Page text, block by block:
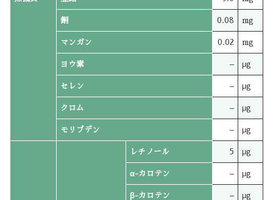
銅 0.08 mg
マンガン 0.02 mg
ヨウ素 – μg
セレン – μg
クロム – μg
モリブデン – μg
レチノール 5 μg
α-カロテン – μg
β-カロテン – μg